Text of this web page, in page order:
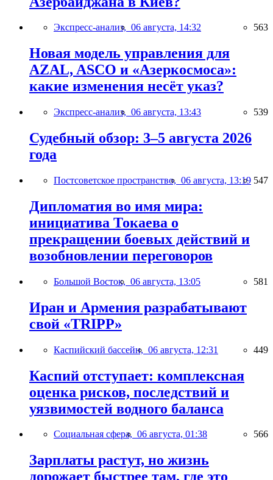
Экспресс-анализ, 06 августа, 14:32 563
Новая модель управления для
AZAL, ASCO и «Азеркосмоса»:
какие изменения несёт указ?
Экспресс-анализ, 06 августа, 13:43 539
Судебный обзор: 3–5 августа 2026
года
Постсоветское пространство, 06 августа, 13:19 547
Дипломатия во имя мира:
инициатива Токаева о
прекращении боевых действий и
возобновлении переговоров
Большой Восток, 06 августа, 13:05 581
Иран и Армения разрабатывают
свой «TRIPP»
Каспийский бассейн, 06 августа, 12:31 449
Каспий отступает: комплексная
оценка рисков, последствий и
уязвимостей водного баланса
Социальная сфера, 06 августа, 01:38 566
Зарплаты растут, но жизнь
дорожает быстрее там, где это